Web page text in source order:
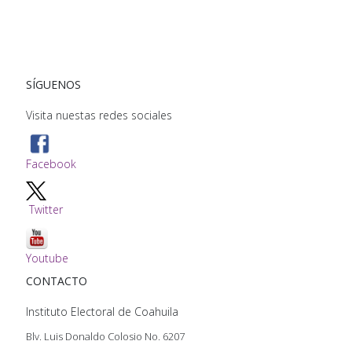
SÍGUENOS
Visita nuestas redes sociales
Facebook
Twitter
Youtube
CONTACTO
Instituto Electoral de Coahuila
Blv. Luis Donaldo Colosio No. 6207